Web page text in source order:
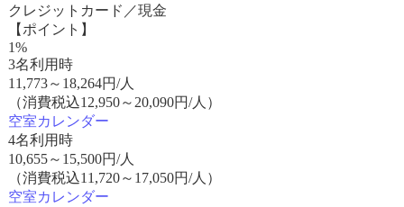
クレジットカード／現金
【ポイント】
1%
3名利用時
11,773～ 18,264円/人
（消費税込12,950～20,090円/人）
空室カレンダー
4名利用時
10,655～ 15,500円/人
（消費税込11,720～17,050円/人）
空室カレンダー